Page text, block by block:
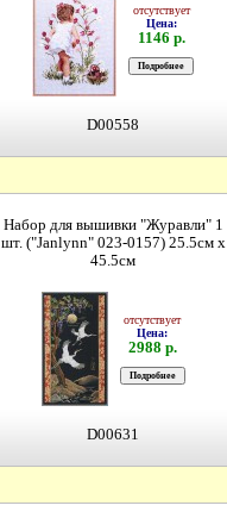
отсутствует
Цена:
1146 р.
D00558
Набор для вышивки "Журавли" 1
шт. ("Janlynn" 023-0157) 25.5см х
45.5см
отсутствует
Цена:
2988 р.
D00631